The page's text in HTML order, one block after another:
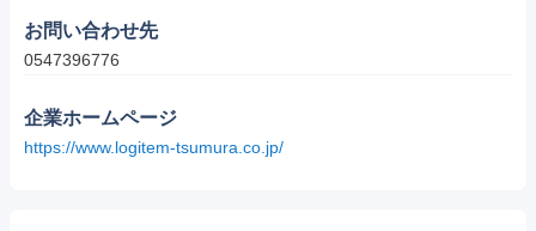
お問い合わせ先
0547396776
企業ホームページ
https://www.logitem-tsumura.co.jp/